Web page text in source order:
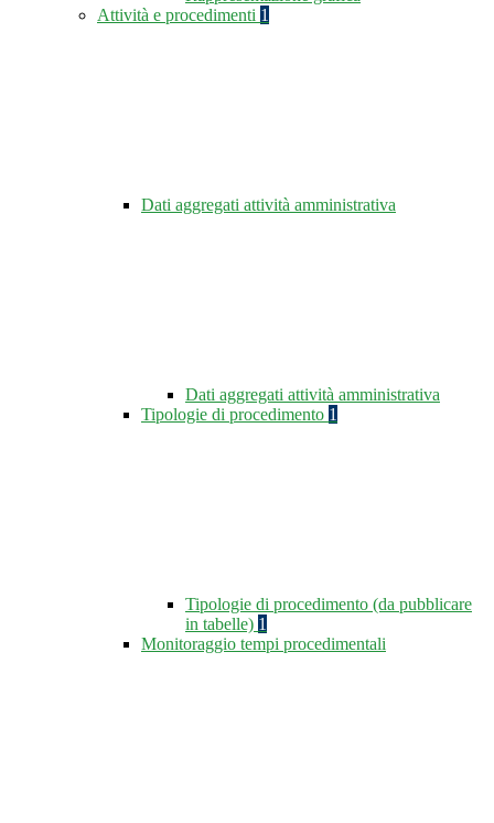
Attività e procedimenti 1
Dati aggregati attività amministrativa
Dati aggregati attività amministrativa
Tipologie di procedimento 1
Tipologie di procedimento (da pubblicare
in tabelle) 1
Monitoraggio tempi procedimentali